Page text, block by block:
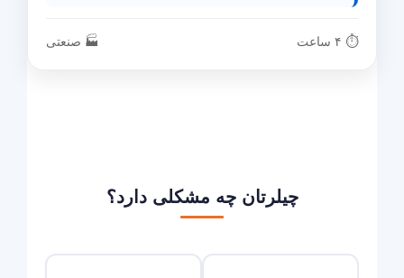
⏱ ۴ ساعت 🏭 صنعتی
چیلرتان چه مشکلی دارد؟